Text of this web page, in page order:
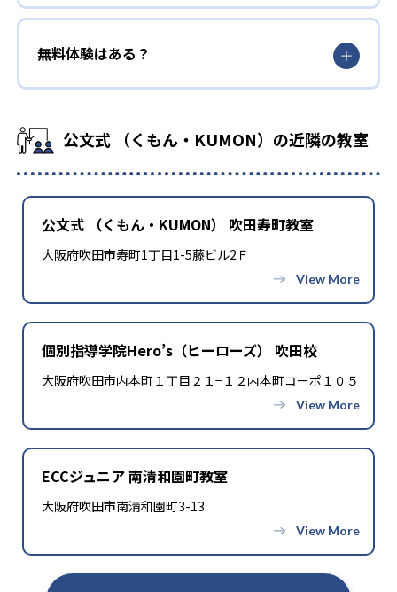
無料体験はある？
公文式 （くもん・KUMON）の近隣の教室
公文式 （くもん・KUMON） 吹田寿町教室
大阪府吹田市寿町1丁目1-5藤ビル2Ｆ
個別指導学院Hero’s（ヒーローズ） 吹田校
大阪府吹田市内本町１丁目２１−１２内本町コーポ１０５
ECCジュニア 南清和園町教室
大阪府吹田市南清和園町3-13